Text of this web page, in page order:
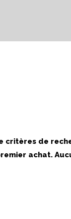
critères de
achat.